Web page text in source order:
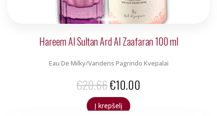
Hareem Al Sultan Ard Al Zaafaran 100 ml
Eau De Milky/Vandens Pagrindo Kvepalai
€20.66Original
price
€10.00
Į krepšelį